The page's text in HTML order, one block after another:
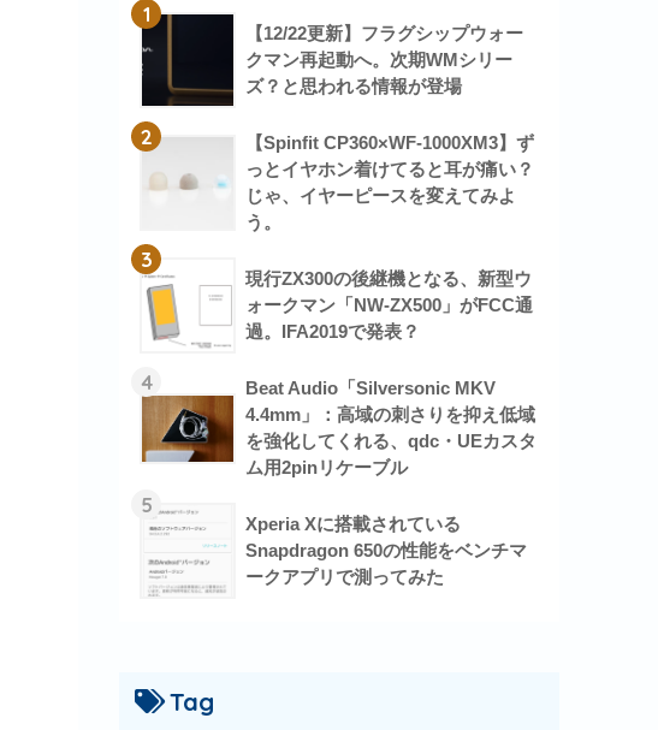
1
【12/22更新】フラグシップウォー
クマン再起動へ。次期WMシリー
ズ？と思われる情報が登場
2
【Spinfit CP360×WF-1000XM3】ず
っとイヤホン着けてると耳が痛い？
じゃ、イヤーピースを変えてみよ
う。
3
現行ZX300の後継機となる、新型ウ
ォークマン「NW-ZX500」がFCC通
過。IFA2019で発表？
4
Beat Audio「Silversonic MKV
4.4mm」：高域の刺さりを抑え低域
を強化してくれる、qdc・UEカスタ
ム用2pinリケーブル
5
Xperia Xに搭載されている
Snapdragon 650の性能をベンチマ
ークアプリで測ってみた
Tag